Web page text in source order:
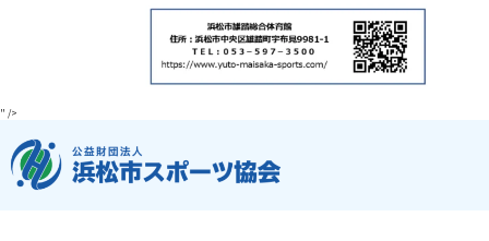
" />
浜松スポーツ協会に関する
お問い合わせはこちら
053-411-8686
教室・イベントに関するお問い合わせは、